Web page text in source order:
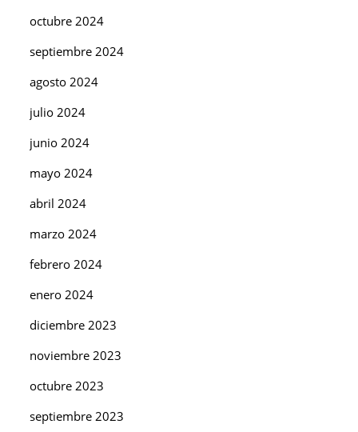
octubre 2024
septiembre 2024
agosto 2024
julio 2024
junio 2024
mayo 2024
abril 2024
marzo 2024
febrero 2024
enero 2024
diciembre 2023
noviembre 2023
octubre 2023
septiembre 2023